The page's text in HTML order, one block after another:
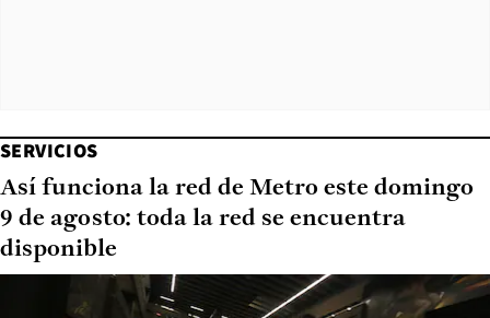
SERVICIOS
Así funciona la red de Metro este domingo
9 de agosto: toda la red se encuentra
disponible